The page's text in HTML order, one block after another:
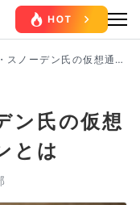
スノーデン氏の仮想通貨
ン氏の仮想
とは